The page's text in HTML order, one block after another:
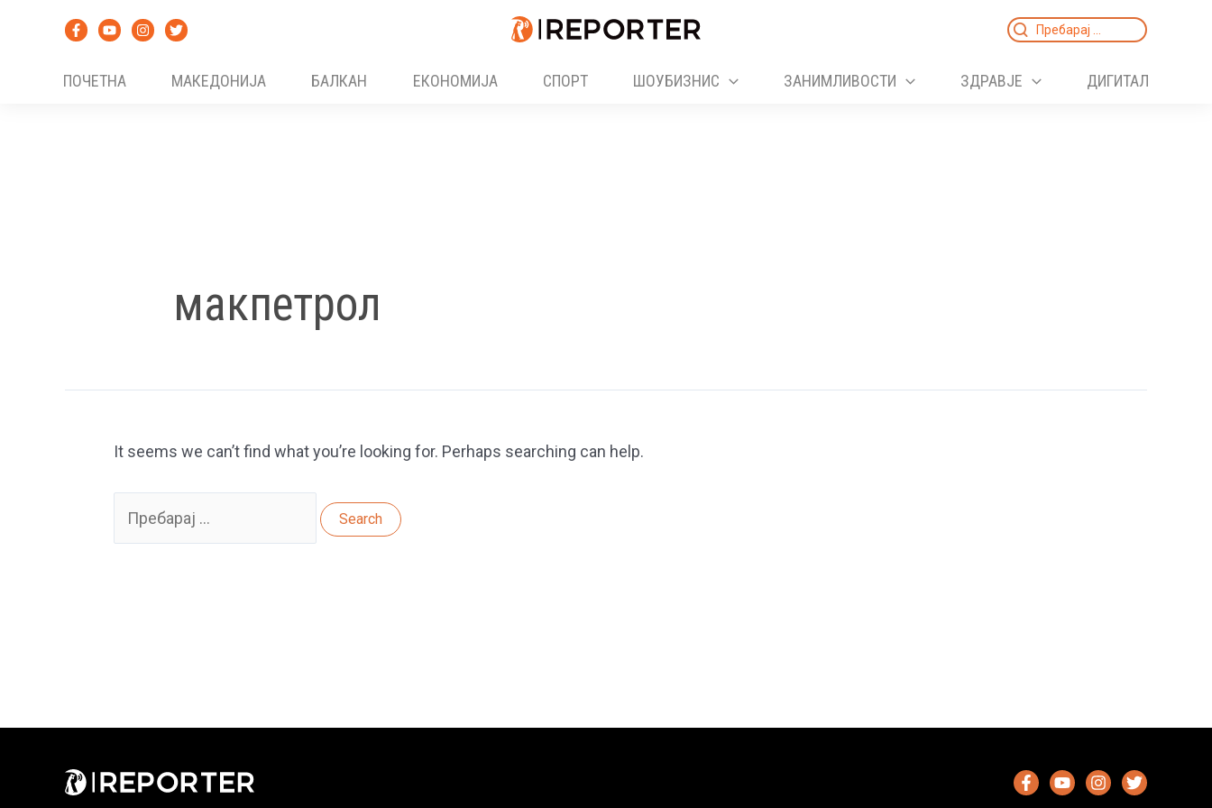
Search
ПОЧЕТНА
МАКЕДОНИЈА БАЛКАН ЕКОНОМИЈА СПОРТ ШОУБИЗНИС ЗАНИМЛИВОСТИ ЗДРАВЈЕ ДИГИТАЛ
макпетрол
It seems we can’t find what you’re looking for. Perhaps searching can help.
for: